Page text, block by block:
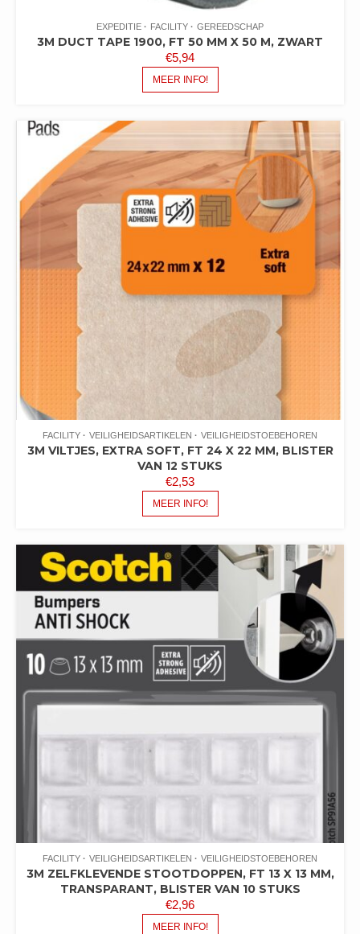
EXPEDITIE FACILITY GEREEDSCHAP
3M DUCT TAPE 1900, FT 50 MM X 50 M, ZWART
€5,94
MEER INFO!
FACILITY VEILIGHEIDSARTIKELEN VEILIGHEIDSTOEBEHOREN
3M VILTJES, EXTRA SOFT, FT 24 X 22 MM, BLISTER
VAN 12 STUKS
€2,53
MEER INFO!
FACILITY VEILIGHEIDSARTIKELEN VEILIGHEIDSTOEBEHOREN
3M ZELFKLEVENDE STOOTDOPPEN, FT 13 X 13 MM,
TRANSPARANT, BLISTER VAN 10 STUKS
€2,96
MEER INFO!